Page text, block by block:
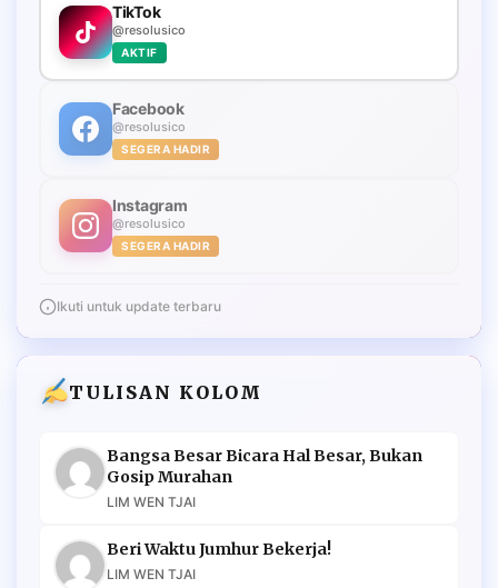
TikTok
@resolusico
AKTIF
Facebook
@resolusico
SEGERA HADIR
Instagram
@resolusico
SEGERA HADIR
Ikuti untuk update terbaru
TULISAN KOLOM
Bangsa Besar Bicara Hal Besar, Bukan
Gosip Murahan
LIM WEN TJAI
Beri Waktu Jumhur Bekerja!
LIM WEN TJAI